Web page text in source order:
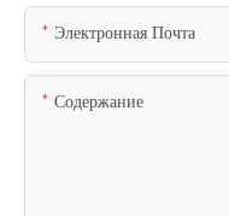
Электронная Почта
Содержание